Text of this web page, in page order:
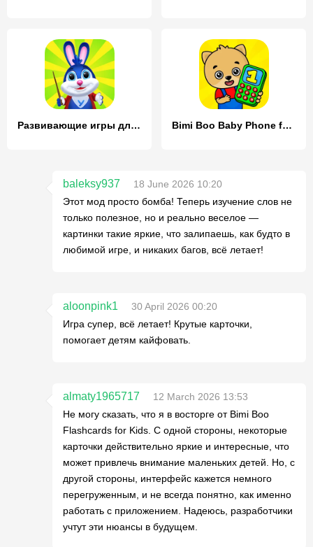
Развивающие игры для детей 2-7 Bimi Boo Baby Phone for Kids
baleksy937
18 June 2026 10:20
Этот мод просто бомба! Теперь изучение слов не
только полезное, но и реально веселое —
картинки такие яркие, что залипаешь, как будто в
любимой игре, и никаких багов, всё летает!
aloonpink1
30 April 2026 00:20
Игра супер, всё летает! Крутые карточки,
помогает детям кайфовать.
almaty1965717
12 March 2026 13:53
Не могу сказать, что я в восторге от Bimi Boo
Flashcards for Kids. С одной стороны, некоторые
карточки действительно яркие и интересные, что
может привлечь внимание маленьких детей. Но, с
другой стороны, интерфейс кажется немного
перегруженным, и не всегда понятно, как именно
работать с приложением. Надеюсь, разработчики
учтут эти нюансы в будущем.